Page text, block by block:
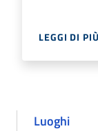
LEGGI DI PIÙ
Luoghi